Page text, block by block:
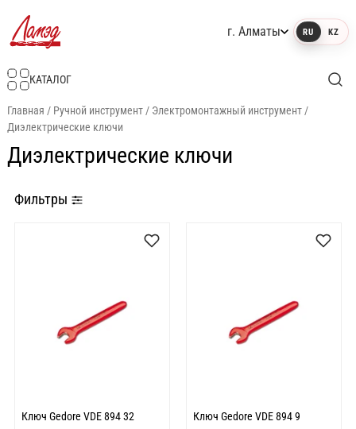
г. Алматы RU KZ
КАТАЛОГ
Главная / Ручной инструмент/ Электромонтажный инструмент/
Диэлектрические ключи
Диэлектрические ключи
Фильтры
Ключ Gedore VDE 894 32 Ключ Gedore VDE 894 9